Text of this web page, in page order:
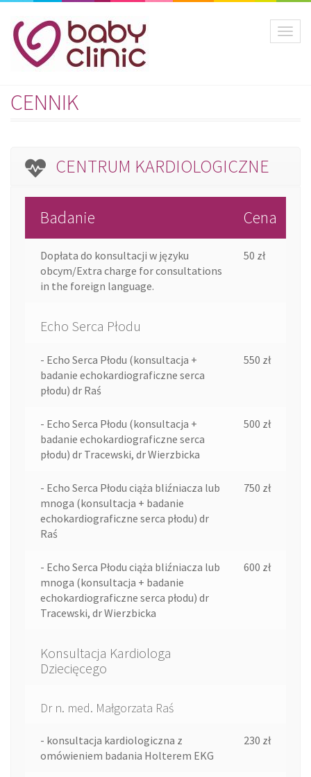
CENNIK
CENTRUM KARDIOLOGICZNE
Badanie Cena
Dopłata do konsultacji w języku
obcym/Extra charge for consultations
in the foreign language.
50 zł
Echo Serca Płodu
- Echo Serca Płodu (konsultacja +
badanie echokardiograficzne serca
płodu) dr Raś
550 zł
- Echo Serca Płodu (konsultacja +
badanie echokardiograficzne serca
płodu) dr Tracewski, dr Wierzbicka
500 zł
- Echo Serca Płodu ciąża bliźniacza lub
mnoga (konsultacja + badanie
echokardiograficzne serca płodu) dr
Raś
750 zł
- Echo Serca Płodu ciąża bliźniacza lub
mnoga (konsultacja + badanie
echokardiograficzne serca płodu) dr
Tracewski, dr Wierzbicka
600 zł
Konsultacja Kardiologa
Dziecięcego
Dr n. med. Małgorzata Raś
- konsultacja kardiologiczna z
omówieniem badania Holterem EKG
230 zł